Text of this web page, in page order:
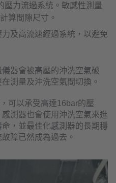
壓力流過系統。敏感性測量
算間隙尺寸。
及高流速經過系統，以避免
器會被高壓的沖洗空氣破
測量及沖洗空氣間切換。
可以承受高達16bar的壓
測器也會使用沖洗空氣來進
，並最佳化感測器的長期穩
障已然成為過去。